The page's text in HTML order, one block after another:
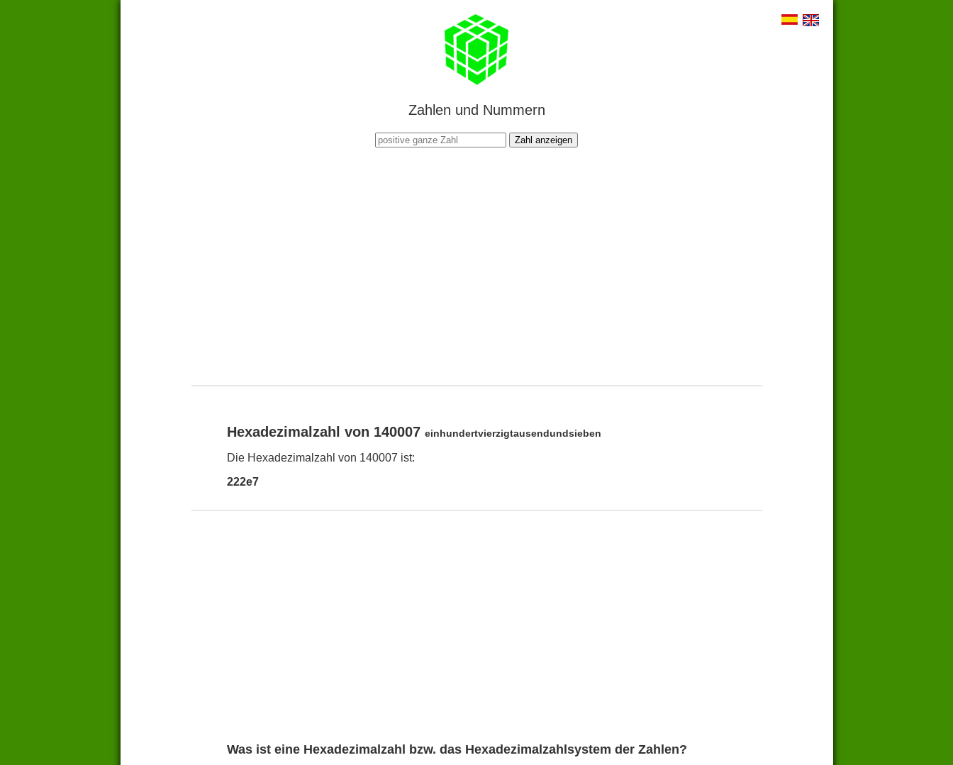
Zahlen und Nummern
Zahl anzeigen
Hexadezimalzahl von 140007 einhundertvierzigtausendundsieben
Die Hexadezimalzahl von 140007 ist:
222e7
Was ist eine Hexadezimalzahl bzw. das Hexadezimalzahlsystem der Zahlen?